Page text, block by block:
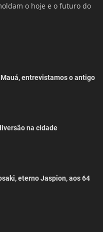
o hoje e o futuro do
entrevistamos o antigo
na cidade
eterno Jaspion, aos 64